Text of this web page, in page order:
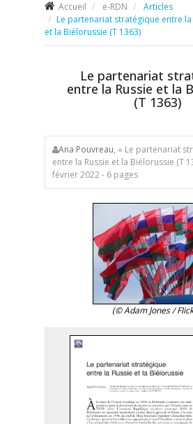
Accueil e-RDN
Articles
Le partenariat stratégique entre la
et la Biélorussie (T 1363)
Le partenariat
entre la Russie et la
(T 1363)
Ana Pouvreau, « Le partenariat
entre la Russie et la Biélorussie (T
février 2022 - 6 pages
(© Adam Jones /